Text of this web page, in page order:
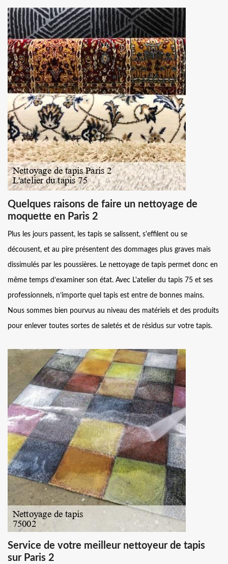
Quelques raisons de faire un nettoyage de
moquette en Paris 2
Plus les jours passent, les tapis se salissent, s'effilent ou se
décousent, et au pire présentent des dommages plus graves mais
dissimulés par les poussières. Le nettoyage de tapis permet donc en
même temps d’examiner son état. Avec L'atelier du tapis 75 et ses
professionnels, n’importe quel tapis est entre de bonnes mains.
Nous sommes bien pourvus au niveau des matériels et des produits
pour enlever toutes sortes de saletés et de résidus sur votre tapis.
Service de votre meilleur nettoyeur de tapis
sur Paris 2